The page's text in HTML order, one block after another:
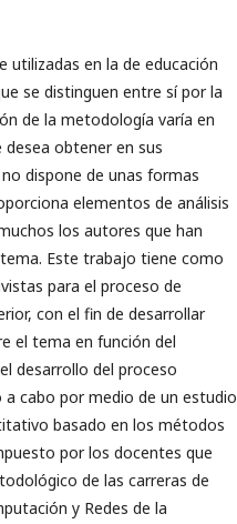
utilizadas en la de educación
se distinguen entre sí por la
de la metodología varía en
obtener en sus
dispone de unas formas
elementos de análisis
los autores que han
Este trabajo tiene como
para el proceso de
con el fin de desarrollar
el tema en función del
desarrollo del proceso
cabo por medio de un estudio
basado en los métodos
por los docentes que
de las carreras de
y Redes de la